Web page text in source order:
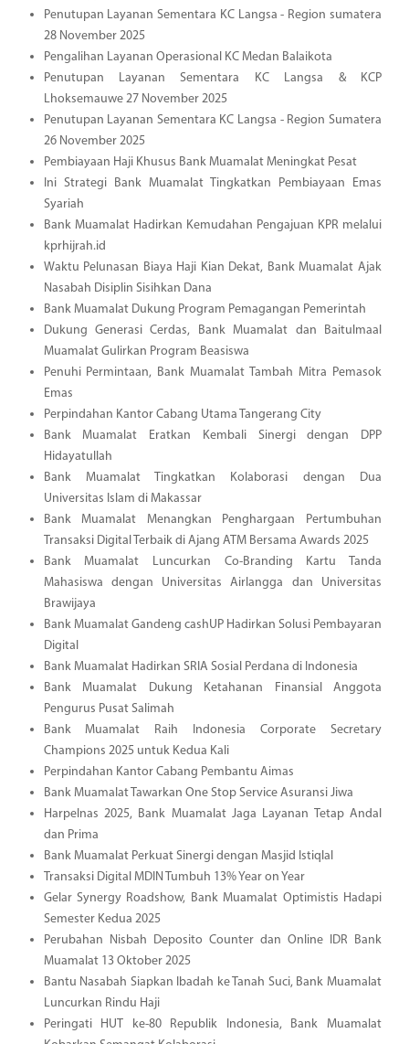
Penutupan Layanan Sementara KC Langsa - Region sumatera
28 November 2025
Pengalihan Layanan Operasional KC Medan Balaikota
Penutupan Layanan Sementara KC Langsa & KCP
Lhoksemauwe 27 November 2025
Penutupan Layanan Sementara KC Langsa - Region Sumatera
26 November 2025
Pembiayaan Haji Khusus Bank Muamalat Meningkat Pesat
Ini Strategi Bank Muamalat Tingkatkan Pembiayaan Emas
Syariah
Bank Muamalat Hadirkan Kemudahan Pengajuan KPR melalui
kprhijrah.id
Waktu Pelunasan Biaya Haji Kian Dekat, Bank Muamalat Ajak
Nasabah Disiplin Sisihkan Dana
Bank Muamalat Dukung Program Pemagangan Pemerintah
Dukung Generasi Cerdas, Bank Muamalat dan Baitulmaal
Muamalat Gulirkan Program Beasiswa
Penuhi Permintaan, Bank Muamalat Tambah Mitra Pemasok
Emas
Perpindahan Kantor Cabang Utama Tangerang City
Bank Muamalat Eratkan Kembali Sinergi dengan DPP
Hidayatullah
Bank Muamalat Tingkatkan Kolaborasi dengan Dua
Universitas Islam di Makassar
Bank Muamalat Menangkan Penghargaan Pertumbuhan
Transaksi Digital Terbaik di Ajang ATM Bersama Awards 2025
Bank Muamalat Luncurkan Co-Branding Kartu Tanda
Mahasiswa dengan Universitas Airlangga dan Universitas
Brawijaya
Bank Muamalat Gandeng cashUP Hadirkan Solusi Pembayaran
Digital
Bank Muamalat Hadirkan SRIA Sosial Perdana di Indonesia
Bank Muamalat Dukung Ketahanan Finansial Anggota
Pengurus Pusat Salimah
Bank Muamalat Raih Indonesia Corporate Secretary
Champions 2025 untuk Kedua Kali
Perpindahan Kantor Cabang Pembantu Aimas
Bank Muamalat Tawarkan One Stop Service Asuransi Jiwa
Harpelnas 2025, Bank Muamalat Jaga Layanan Tetap Andal
dan Prima
Bank Muamalat Perkuat Sinergi dengan Masjid Istiqlal
Transaksi Digital MDIN Tumbuh 13% Year on Year
Gelar Synergy Roadshow, Bank Muamalat Optimistis Hadapi
Semester Kedua 2025
Perubahan Nisbah Deposito Counter dan Online IDR Bank
Muamalat 13 Oktober 2025
Bantu Nasabah Siapkan Ibadah ke Tanah Suci, Bank Muamalat
Luncurkan Rindu Haji
Peringati HUT ke-80 Republik Indonesia, Bank Muamalat